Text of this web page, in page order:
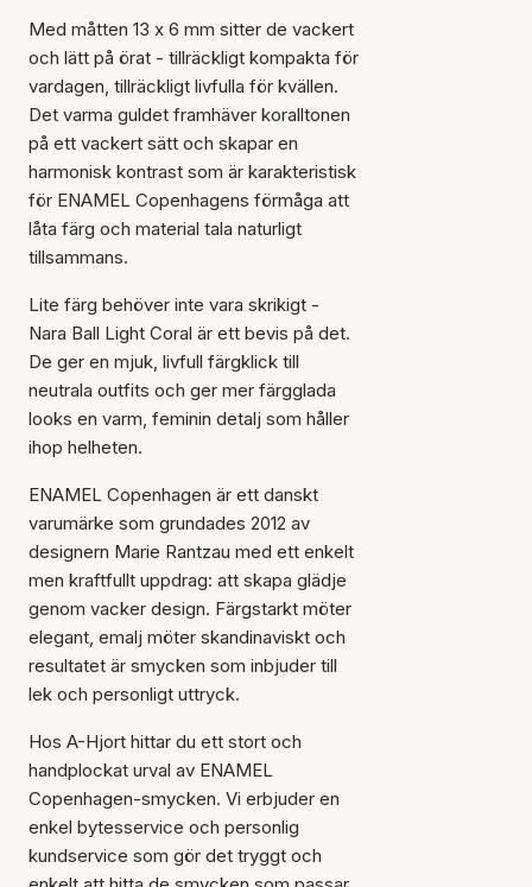
Artikeln har lagts till i
korgen
Med måtten 13 x 6 mm sitter de vackert
och lätt på örat - tillräckligt kompakta för
vardagen, tillräckligt livfulla för kvällen.
Det varma guldet framhäver koralltonen
på ett vackert sätt och skapar en
harmonisk kontrast som är karakteristisk
för ENAMEL Copenhagens förmåga att
låta färg och material tala naturligt
tillsammans.
Lite färg behöver inte vara skrikigt -
Nara Ball Light Coral är ett bevis på det.
De ger en mjuk, livfull färgklick till
neutrala outfits och ger mer färgglada
looks en varm, feminin detalj som håller
ihop helheten.
ENAMEL Copenhagen är ett danskt
varumärke som grundades 2012 av
designern Marie Rantzau med ett enkelt
men kraftfullt uppdrag: att skapa glädje
genom vacker design. Färgstarkt möter
elegant, emalj möter skandinaviskt och
resultatet är smycken som inbjuder till
lek och personligt uttryck.
Hos A-Hjort hittar du ett stort och
handplockat urval av ENAMEL
Copenhagen-smycken. Vi erbjuder en
enkel bytesservice och personlig
kundservice som gör det tryggt och